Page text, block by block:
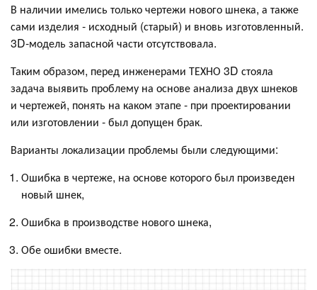
В наличии имелись только чертежи нового шнека, а также
сами изделия - исходный (старый) и вновь изготовленный.
3D-модель запасной части отсутствовала.
Таким образом, перед инженерами ТЕХНО 3D стояла
задача выявить проблему на основе анализа двух шнеков
и чертежей, понять на каком этапе - при проектировании
или изготовлении - был допущен брак.
Варианты локализации проблемы были следующими:
Ошибка в чертеже, на основе которого был произведен
новый шнек,
Ошибка в производстве нового шнека,
Обе ошибки вместе.